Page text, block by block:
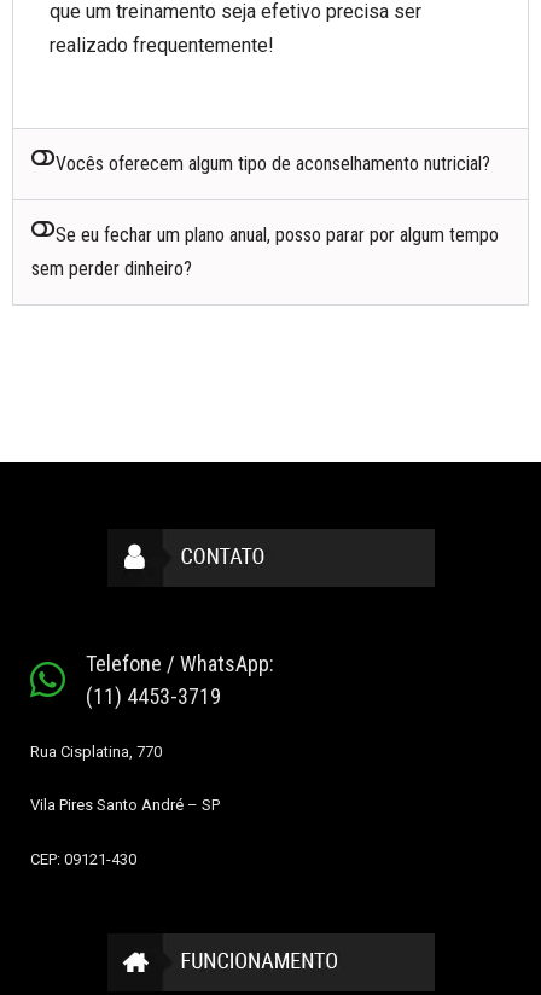
que um treinamento seja efetivo precisa ser
realizado frequentemente!
Vocês oferecem algum tipo de aconselhamento nutricial?
Se eu fechar um plano anual, posso parar por algum tempo
sem perder dinheiro?
Telefone / WhatsApp:
(11) 4453-3719
Rua Cisplatina, 770
Vila Pires Santo André – SP
CEP: 09121-430